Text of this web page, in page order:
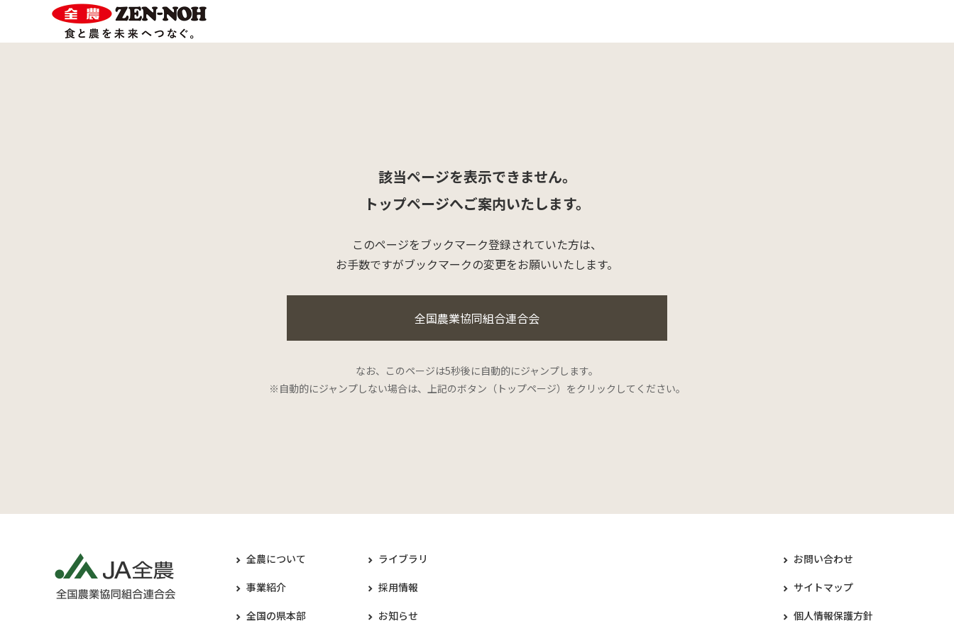
該当ページを表示できません。
トップページへご案内いたします。
このページをブックマーク登録されていた方は、
お手数ですがブックマークの変更をお願いいたします。
全国農業協同組合連合会
なお、このページは5秒後に自動的にジャンプします。
※自動的にジャンプしない場合は、上記のボタン（トップページ）をクリックしてください。
全農について
事業紹介
全国の県本部
ライブラリ
採用情報
お知らせ
お問い合わせ
サイトマップ
個人情報保護方針